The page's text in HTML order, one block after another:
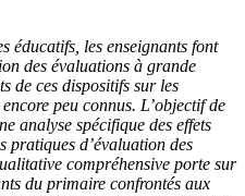
éducatifs, les enseignants font
des évaluations à grande
de ces dispositifs sur les
peu connus. L’objectif de
analyse spécifique des effets
pratiques d’évaluation des
compréhensive porte sur
du primaire confrontés aux